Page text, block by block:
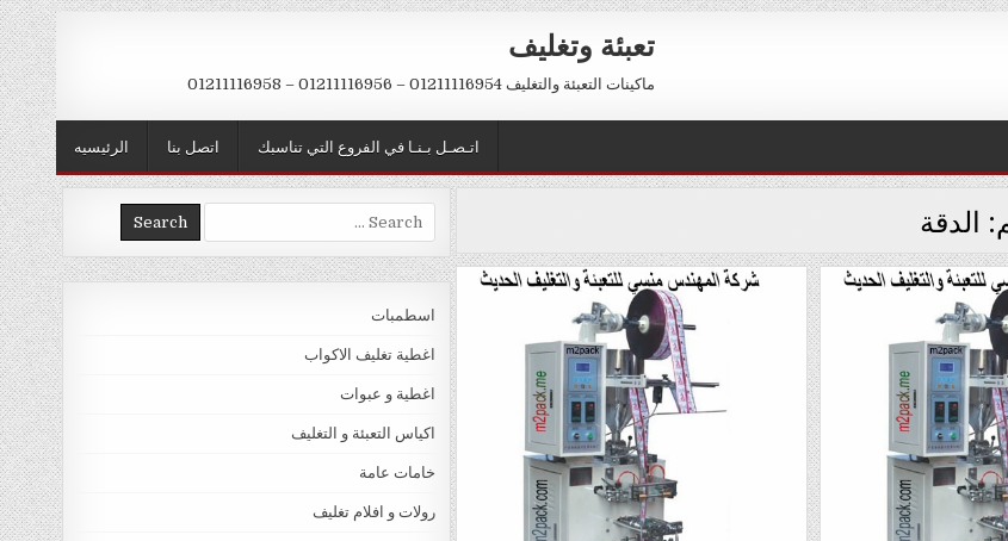
تعبئة وتغليف
ماكينات التعبئة والتغليف 01211116954 – 01211116956 – 01211116958
الرئيسيه اتصل بنا اتـصـل بـنـا في الفروع التي تناسبك
الدقة
Search
for:
اسطمبات
اغطية تغليف الاكواب
اغطية و عبوات
اكياس التعبئة و التغليف
خامات عامة
رولات و افلام تغليف